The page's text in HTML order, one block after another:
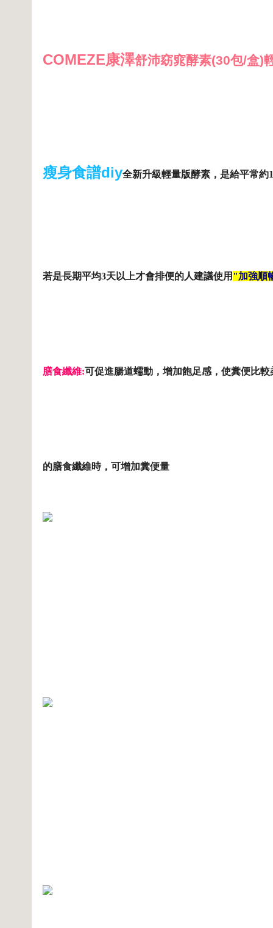
COMEZE康澤舒沛窈窕酵素(30包/盒)
瘦身食譜diy全新升級輕量版酵素，是給平常約
若是長期平均3天以上才會排便的人建議使用 "加強順
膳食纖維:可促進腸道蠕動，增加飽足感，使糞便比
的膳食纖維時，可增加糞便量